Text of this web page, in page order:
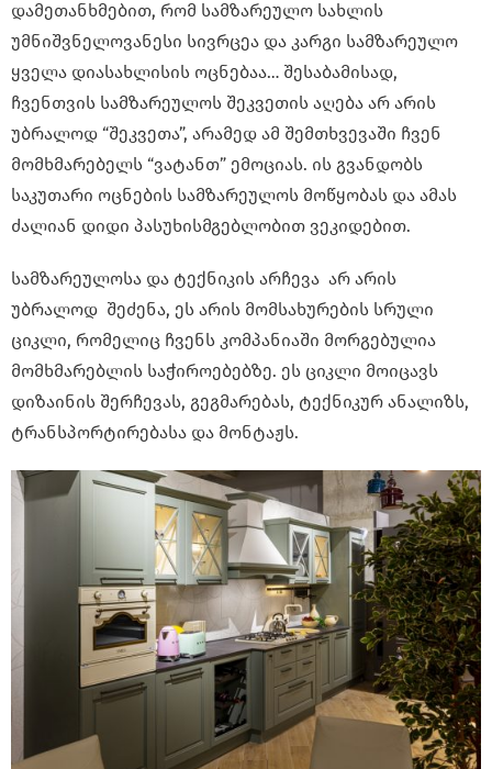
დამეთანხმებით, რომ სამზარეულო სახლის
უმნიშვნელოვანესი სივრცეა და კარგი სამზარეულო
ყველა დიასახლისის ოცნებაა… შესაბამისად,
ჩვენთვის სამზარეულოს შეკვეთის აღება არ არის
უბრალოდ “შეკვეთა”, არამედ ამ შემთხვევაში ჩვენ
მომხმარებელს “ვატანთ” ემოციას. ის გვანდობს
საკუთარი ოცნების სამზარეულოს მოწყობას და ამას
ძალიან დიდი პასუხისმგებლობით ვეკიდებით.
სამზარეულოსა და ტექნიკის არჩევა არ არის
უბრალოდ შეძენა, ეს არის მომსახურების სრული
ციკლი, რომელიც ჩვენს კომპანიაში მორგებულია
მომხმარებლის საჭიროებებზე. ეს ციკლი მოიცავს
დიზაინის შერჩევას, გეგმარებას, ტექნიკურ ანალიზს,
ტრანსპორტირებასა და მონტაჟს.